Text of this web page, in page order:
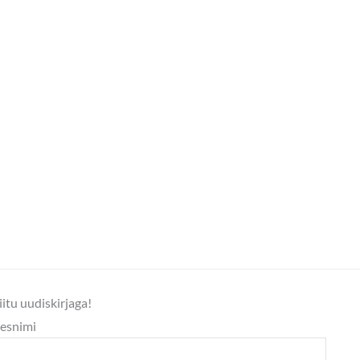
uudiskirjaga!